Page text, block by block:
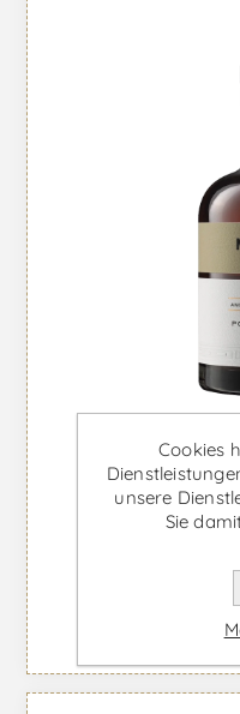
Menin
Ab
Cookies
unsere
Sie